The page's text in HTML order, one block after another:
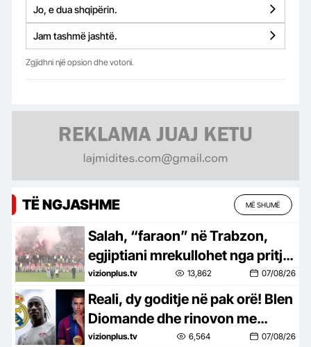
Jo, e dua shqipërin.
Jam tashmë jashtë.
Zgjidhni një opsion dhe votoni.
TË NGJASHME MË SHUMË
Salah, “faraon” në Trabzon,
egjiptiani mrekullohet nga pritja
në stadium, edhe Muçi “fërkon”
duart
vizionplus.tv 13,862 07/08/26
Reali, dy goditje në pak orë! Blen
Diomande dhe rinovon me
Vinicius, Rodri pranë
vizionplus.tv 6,564 07/08/26